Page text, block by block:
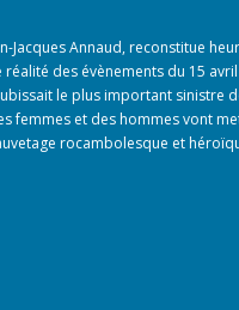
Jacques Annaud, reconstitue
réalité des évènements du 15
le plus important sinistre
femmes et des hommes vont
rocambolesque et